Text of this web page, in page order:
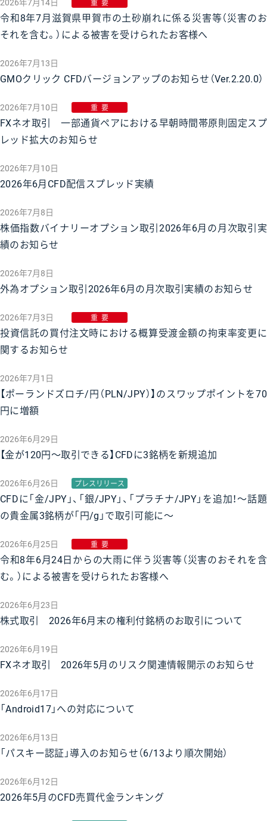
2026年7月14日 重要
令和8年7月滋賀県甲賀市の土砂崩れに係る災害等（災害のお
それを含む。）による被害を受けられたお客様へ
2026年7月13日
GMOクリック CFDバージョンアップのお知らせ（Ver.2.20.0）
2026年7月10日 重要
FXネオ取引 一部通貨ペアにおける早朝時間帯原則固定スプ
レッド拡大のお知らせ
2026年7月10日
2026年6月CFD配信スプレッド実績
2026年7月8日
株価指数バイナリーオプション取引2026年6月の月次取引実
績のお知らせ
2026年7月8日
外為オプション取引2026年6月の月次取引実績のお知らせ
2026年7月3日 重要
投資信託の買付注文時における概算受渡金額の拘束率変更に
関するお知らせ
2026年7月1日
【ポーランドズロチ/円（PLN/JPY）】のスワップポイントを70
円に増額
2026年6月29日
【金が120円〜取引できる】CFDに3銘柄を新規追加
2026年6月26日 プレスリリース
CFDに「金/JPY」、「銀/JPY」、「プラチナ/JPY」を追加！〜話題
の貴金属3銘柄が「円/g」で取引可能に〜
2026年6月25日 重要
令和8年6月24日からの大雨に伴う災害等（災害のおそれを含
む。）による被害を受けられたお客様へ
2026年6月23日
株式取引 2026年6月末の権利付銘柄のお取引について
2026年6月19日
FXネオ取引 2026年5月のリスク関連情報開示のお知らせ
2026年6月17日
「Android17」への対応について
2026年6月13日
「パスキー認証」導入のお知らせ（6/13より順次開始）
2026年6月12日
2026年5月のCFD売買代金ランキング